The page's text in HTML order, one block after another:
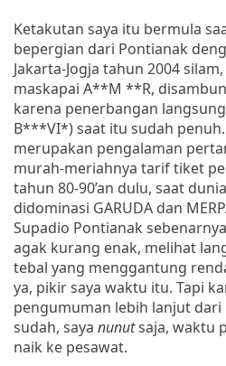
Ketakutan saya itu bermula
bepergian dari Pontianak
Jakarta-Jogja tahun 2004
maskapai A**M **R,
karena penerbangan
B***VI*) saat itu sudah
merupakan pengalaman
murah-meriahnya tarif tiket
tahun 80-90’an dulu, saat
didominasi GARUDA dan
Supadio Pontianak
agak kurang enak, melihat
tebal yang menggantung
ya, pikir saya waktu itu. Tapi
pengumuman lebih lanjut dari
sudah, saya nunutsaja, waktu
naik ke pesawat.